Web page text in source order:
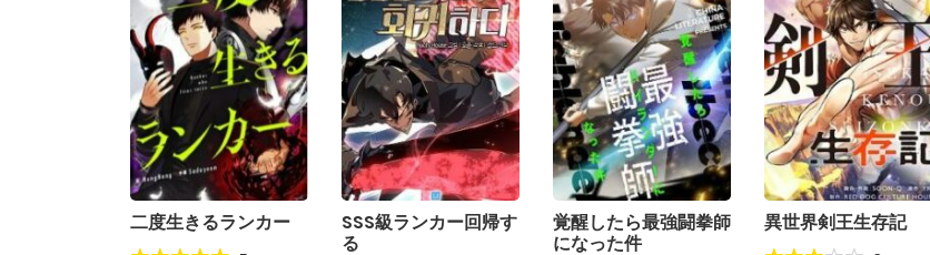
二度生きるランカー
SSS級ランカー回帰す
る
覚醒したら最強闘拳師
になった件
異世界剣王生存記